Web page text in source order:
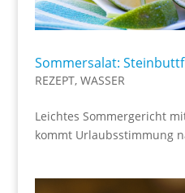
Sommersalat:
REZEPT, WASSER
Leichtes Sommergericht
kommt Urlaubsstimmung